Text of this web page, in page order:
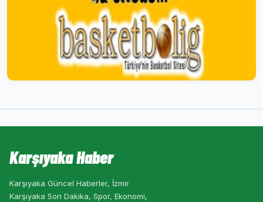
Karşıyaka Haber
Karşıyaka Güncel Haberler, İzmir
Karşıyaka Son Dakika, Spor, Ekonomi,